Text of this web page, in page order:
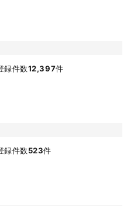
録件数12,397件
録件数523件